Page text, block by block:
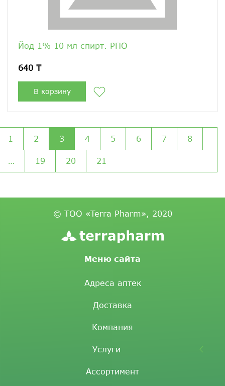
Йод 1% 10 мл спирт. РПО
640 ₸
В корзину
1 2 3 4 5 6 7 8
… 19 20 21
© ТОО «Terra Pharm», 2020
Меню сайта
Адреса аптек
Доставка
Компания
Услуги
Ассортимент